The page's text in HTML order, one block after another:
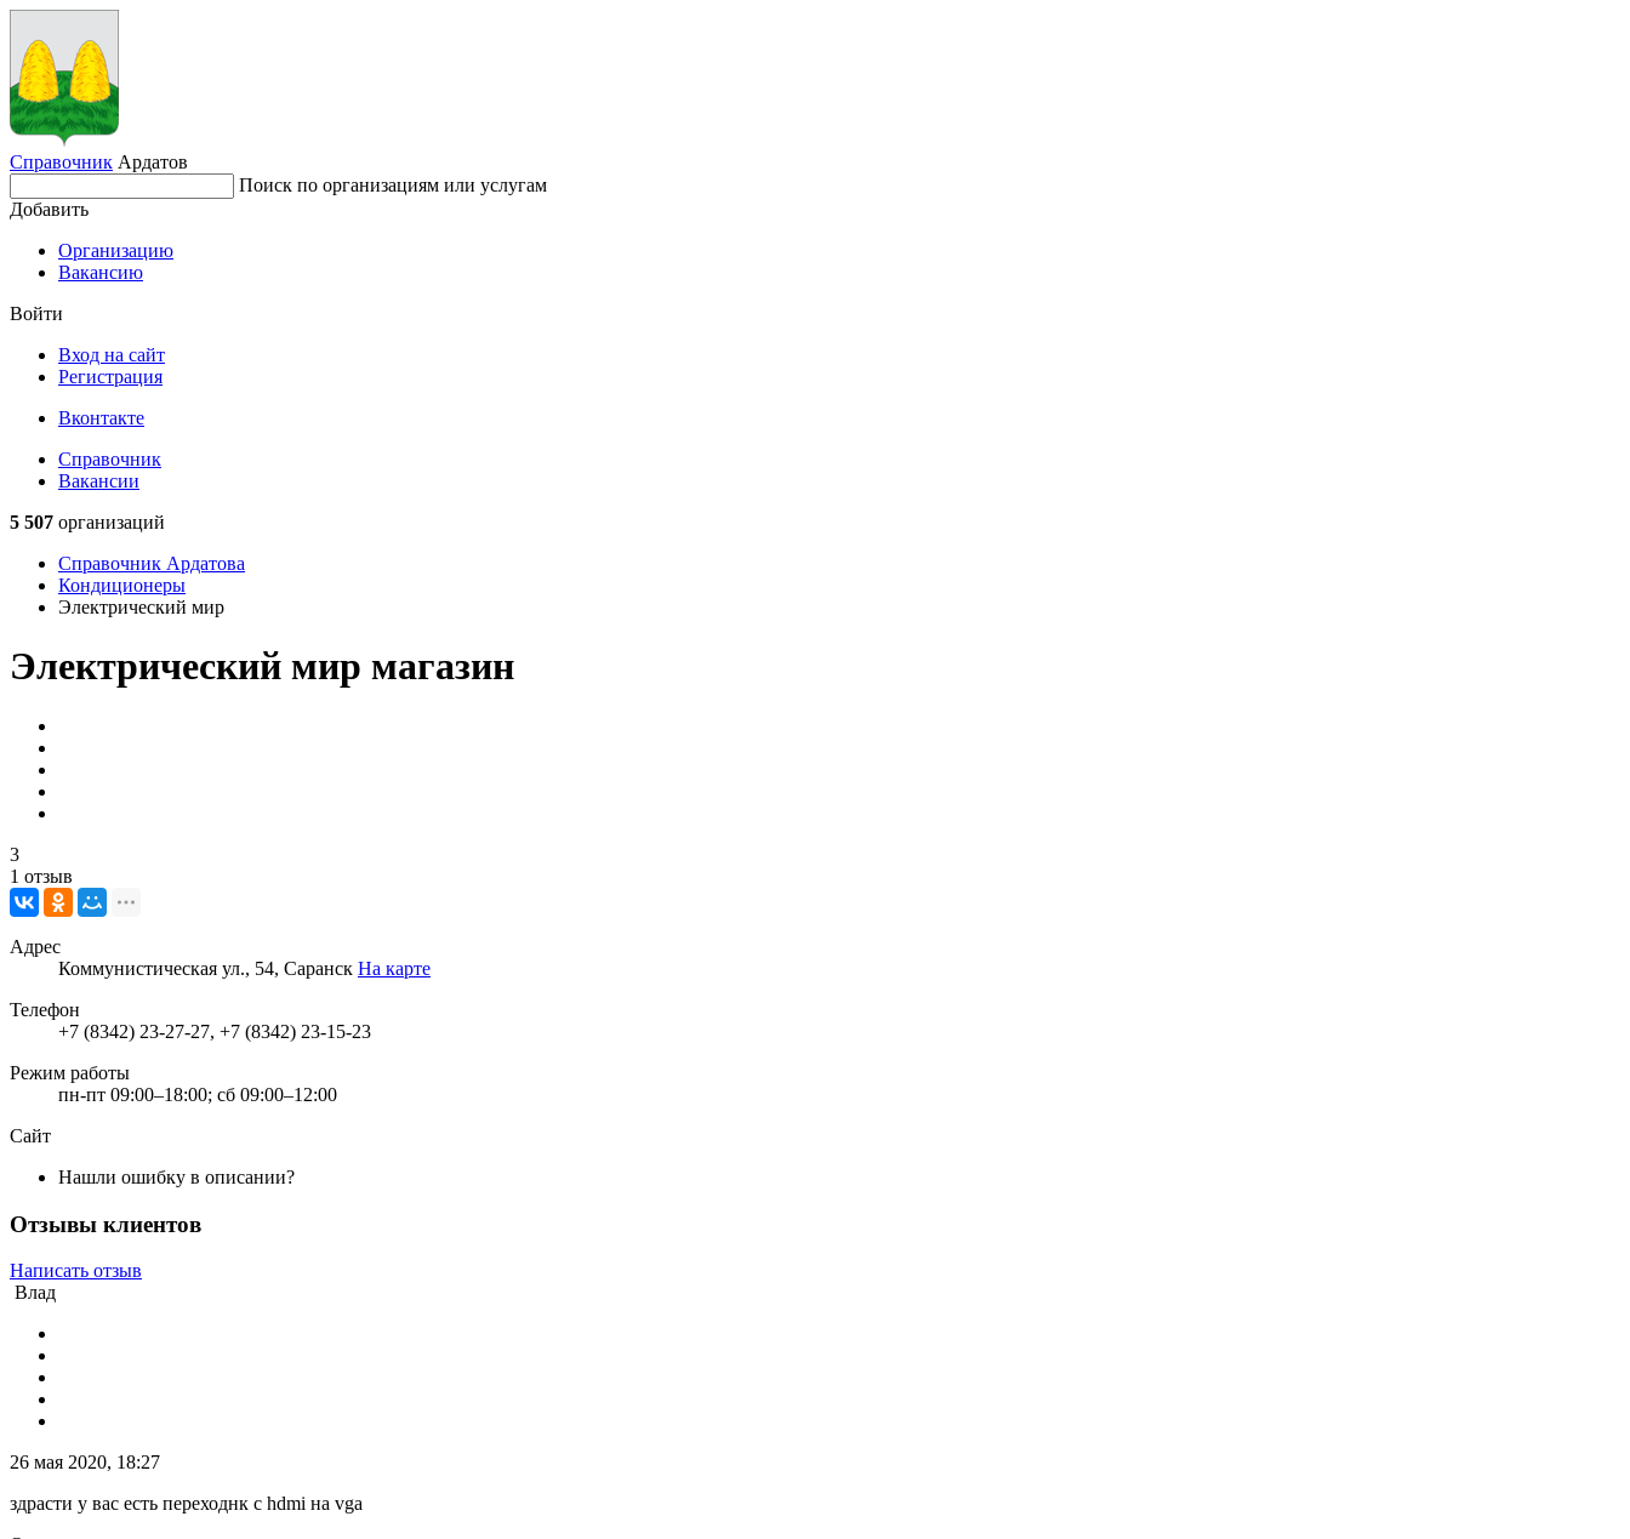
Справочник Ардатов
Поиск по организациям или услугам
Добавить
Организацию
Вакансию
Войти
Вход на сайт
Регистрация
Вконтакте
Справочник
Вакансии
5 507 организаций
Справочник Ардатова
Кондиционеры
Электрический мир
Электрический мир магазин
3
1 отзыв
Адрес
Коммунистическая ул., 54, Саранск На карте
Телефон
+7 (8342) 23-27-27, +7 (8342) 23-15-23
Режим работы
пн-пт 09:00–18:00; сб 09:00–12:00
Сайт
Нашли ошибку в описании?
Отзывы клиентов
Написать отзыв
Влад
26 мая 2020, 18:27
здрасти у вас есть переходнк с hdmi на vga